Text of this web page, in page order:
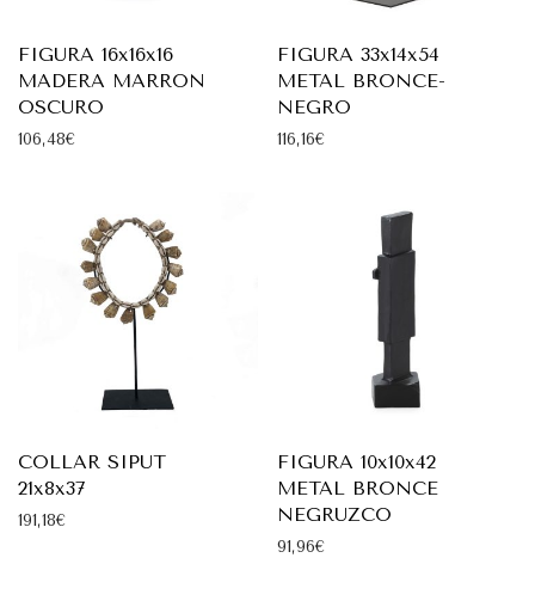
FIGURA 16x16x16
MADERA MARRON
OSCURO
106,48€
FIGURA 33x14x54
METAL BRONCE-
NEGRO
116,16€
COLLAR SIPUT
21x8x37
191,18€
FIGURA 10x10x42
METAL BRONCE
NEGRUZCO
91,96€